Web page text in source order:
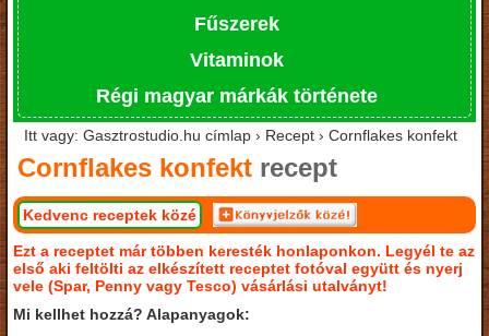
Fűszerek
Vitaminok
Régi magyar márkák története
Itt vagy: Gasztrostudio.hu címlap › Recept › Cornflakes konfekt
Cornflakes konfekt recept
Kedvenc receptek közé
Ezt a receptet már többen keresték honlaponkon. Legyél te az
első aki feltölti az elkészített receptet fotóval együtt és nyerj
vele (Spar, Penny vagy Tesco) vásárlási utalványt!
Mi kellhet hozzá? Alapanyagok: